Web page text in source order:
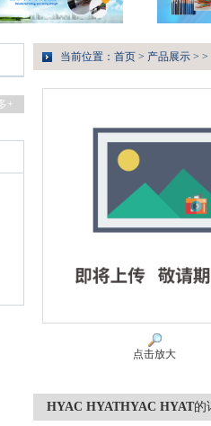
+
当前位置： 首页 > 产品展示 > >
点击放大
HYAC HYATHYAC HYAT的